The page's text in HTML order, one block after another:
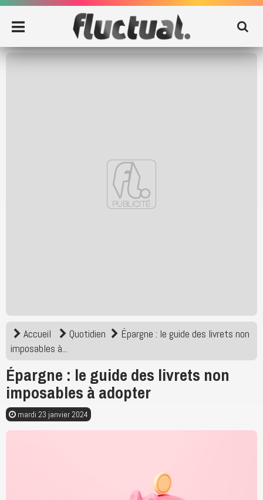
Accueil Quotidien
Épargne : le guide des livrets non
imposables à...
Épargne : le guide des livrets non
imposables à adopter
mardi 23 janvier 2024